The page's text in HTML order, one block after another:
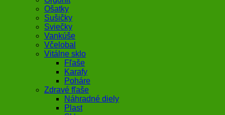
Ošatky
Sušičky
Sviečky
Vankúše
Včelobal
Vitálne sklo
Fľaše
Karafy
Poháre
Zdravé fľaše
Náhradné diely
Plast